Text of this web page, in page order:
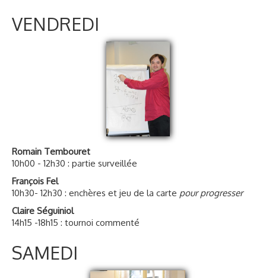
VENDREDI
Romain Tembouret
10h00 - 12h30 : partie surveillée
François Fel
10h30- 12h30 : enchères et jeu de la carte pour progresser
Claire Séguiniol
14h15 -18h15 : tournoi commenté
SAMEDI